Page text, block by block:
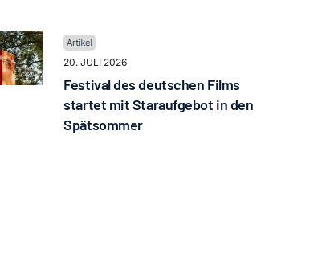
20. JULI 2026
Festival des deutschen Films
startet mit Staraufgebot in den
Spätsommer